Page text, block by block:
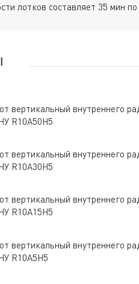
лотков составляет 35 мин
вертикальный внутреннего
R10A50H5
вертикальный внутреннего
R10A30H5
вертикальный внутреннего
R10A15H5
вертикальный внутреннего
R10A5H5